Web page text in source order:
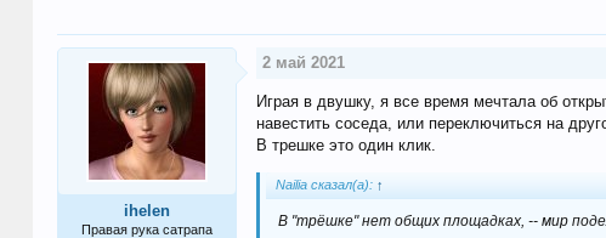
ihelen
Правая рука сатрапа
2 май 2021
Играя в двушку, я все время мечтала об
навестить соседа, или переключиться на
В трешке это один клик.
Nailia сказал(а): ↑
В "трёшке" нет общих площадках, -- мир